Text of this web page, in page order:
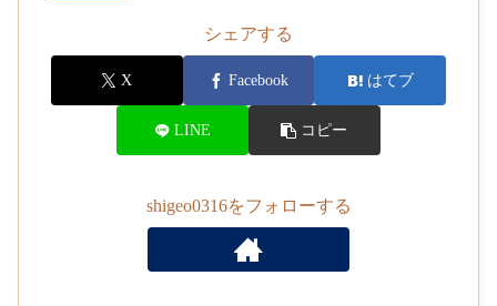
シェアする
X Facebook はてブ
LINE コピー
shigeo0316をフォローする